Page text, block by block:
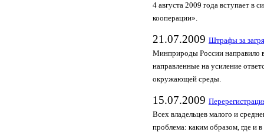
4 августа 2009 года вступает
кооперации».
21.07.2009 Штрафы за
Минприроды России направило
направленные на усиление
окружающей среды.
15.07.2009
Всех владельцев малого и
проблема: каким образом, где и